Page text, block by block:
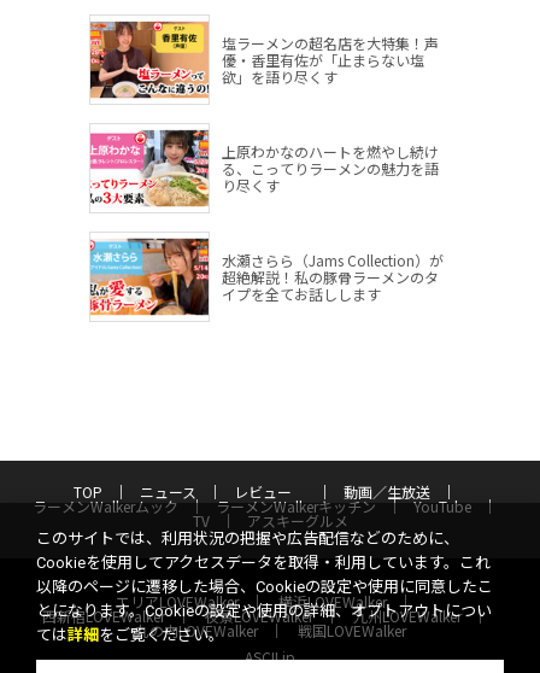
塩ラーメンの超名店を大特集！声
優・香里有佐が「止まらない塩
欲」を語り尽くす
上原わかなのハートを燃やし続け
る、こってりラーメンの魅力を語
り尽くす
水瀬さらら（Jams Collection）が
超絶解説！私の豚骨ラーメンのタ
イプを全てお話しします
TOP ニュース レビュー 動画／生放送
ラーメンWalkerムック ラーメンWalkerキッチン YouTube
TV アスキーグルメ
エリアLOVEWalker 横浜LOVEWalker
西新宿LOVEWalker 夜景LOVEWalker 九州LOVEWalker
丸の内LOVEWalker
戦国LOVEWalker
ASCII.jp
このサイトでは、利用状況の把握や広告配信などのために、
Cookieを使用してアクセスデータを取得・利用しています。これ
以降のページに遷移した場合、Cookieの設定や使用に同意したこ
とになります。Cookieの設定や使用の詳細、オプトアウトについ
ては詳細 をご覧ください。